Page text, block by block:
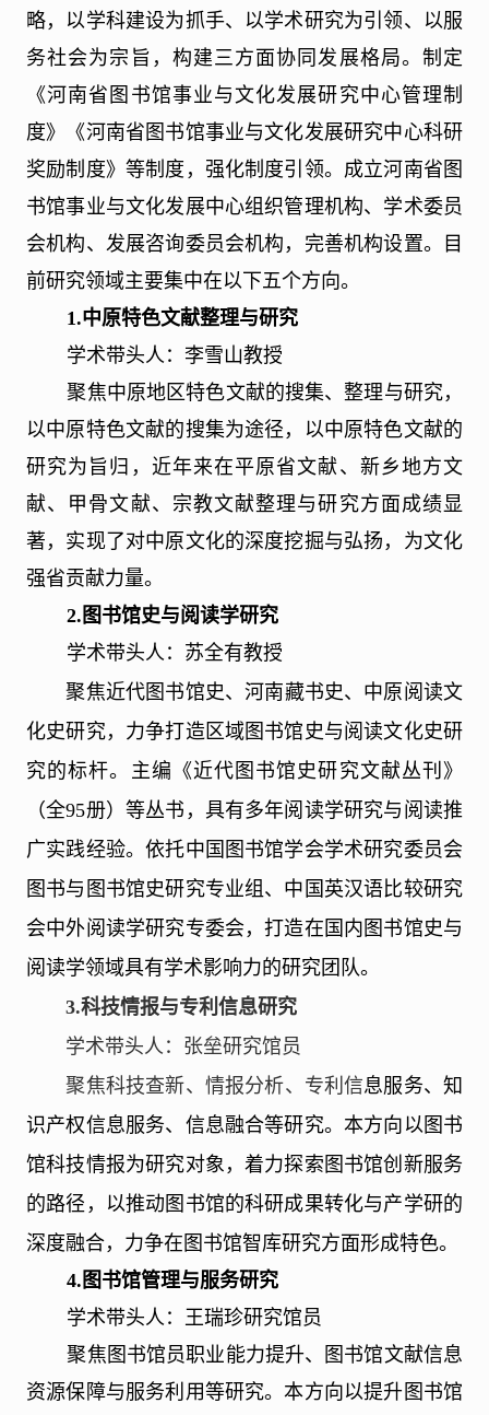
略，以学科建设为抓手、以学术研究为引领、以服
务社会为宗旨，构建三方面协同发展格局。制定
《河南省图书馆事业与文化发展研究中心管理制
度》《河南省图书馆事业与文化发展研究中心科研
奖励制度》等制度，强化制度引领。成立河南省图
书馆事业与文化发展中心组织管理机构、学术委员
会机构、发展咨询委员会机构，完善机构设置。目
前研究领域主要集中在以下五个方向。
1.中原特色文献整理与研究
学术带头人：李雪山教授
聚焦中原地区特色文献的搜集、整理与研究，
以中原特色文献的搜集为途径，以中原特色文献的
研究为旨归，近年来在平原省文献、新乡地方文
献、甲骨文献、宗教文献整理与研究方面成绩显
著，实现了对中原文化的深度挖掘与弘扬，为文化
强省贡献力量。
2. 图书馆史与阅读学研究
学术带头人：苏全有教授
聚焦近代图书馆史、河南藏书史、中原阅读文
化史研究，力争打造区域图书馆史与阅读文化史研
究的标杆。主编《近代图书馆史研究文献丛刊》
（全95册）等丛书，具有多年阅读学研究与阅读推
广实践经验。依托中国图书馆学会学术研究委员会
图书与图书馆史研究专业组、中国英汉语比较研究
会中外阅读学研究专委会，打造在国内图书馆史与
阅读学领域具有学术影响力的研究团队。
3.科技情报与专利信息研究
学术带头人：张垒研究馆员
聚焦科技查新、情报分析、专利信息服务、知
识产权信息服务、信息融合等研究。本方向以图书
馆科技情报为研究对象，着力探索图书馆创新服务
的路径，以推动图书馆的科研成果转化与产学研的
深度融合，力争在图书馆智库研究方面形成特色。
4. 图书馆管理与服务研究
学术带头人：王瑞珍研究馆员
聚焦图书馆员职业能力提升、图书馆文献信息
资源保障与服务利用等研究。本方向以提升图书馆